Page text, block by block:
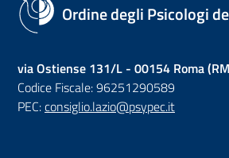
Ordine degli Psicologi
via Ostiense 131/L - 00154 Roma
Codice Fiscale: 96251290589
PEC:consiglio.lazio@psypec.it